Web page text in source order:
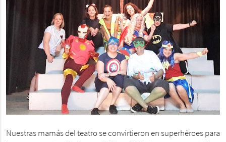
Nuestras mamás del teatro se convirtieron en superhéroes para